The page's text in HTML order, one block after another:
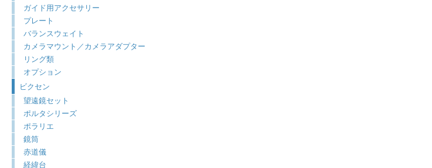
ガイド用アクセサリー
プレート
バランスウェイト
カメラマウント／カメラアダプター
リング類
オプション
ビクセン
望遠鏡セット
ポルタシリーズ
ポラリエ
鏡筒
赤道儀
経緯台